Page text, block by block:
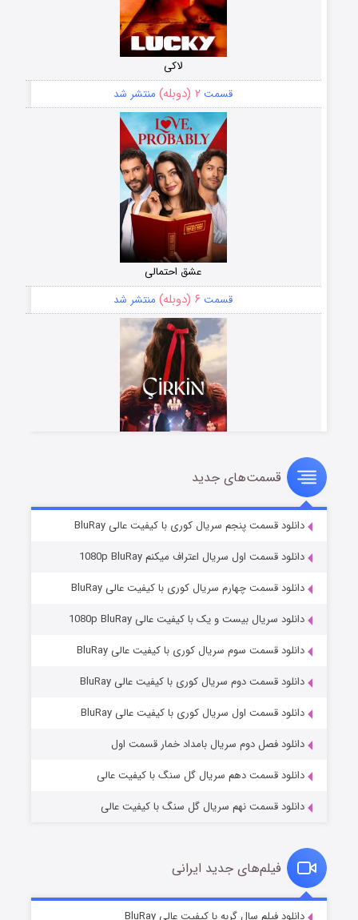
لاکی
قسمت ۲ (دوبله) منتشر شد
عشق احتمالی
قسمت ۶ (دوبله) منتشر شد
سریال زشت
قسمت۵ (زیرنویس) منتشر شد
وستی ها
قسمت۱ (زیرنویس) منتشر شد
قسمت‌های جدید
دانلود قسمت پنجم سریال کوری با کیفیت عالی BluRay
دانلود قسمت اول سریال اعتراف میکنم 1080p BluRay
دانلود قسمت چهارم سریال کوری با کیفیت عالی BluRay
دانلود سریال بیست و یک با کیفیت عالی 1080p BluRay
دانلود قسمت سوم سریال کوری با کیفیت عالی BluRay
دانلود قسمت دوم سریال کوری با کیفیت عالی BluRay
دانلود قسمت اول سریال کوری با کیفیت عالی BluRay
دانلود فصل دوم سریال بامداد خمار قسمت اول
دانلود قسمت دهم سریال گل سنگ با کیفیت عالی
دانلود قسمت نهم سریال گل سنگ با کیفیت عالی
فیلم‌های جدید ایرانی
دانلود فیلم سال گربه با کیفیت عالی BluRay